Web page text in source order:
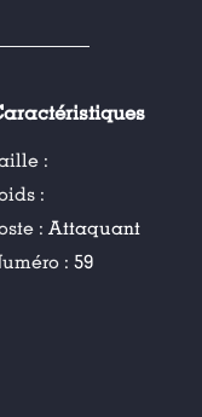
:
:
:Attaquant
:59